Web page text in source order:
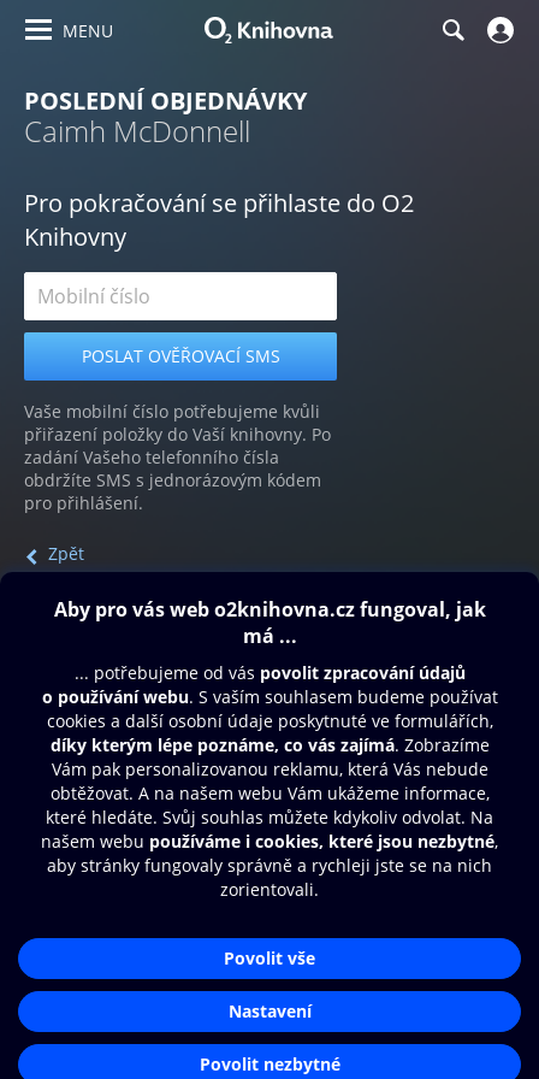
MENU
POSLEDNÍ OBJEDNÁVKY
Caimh McDonnell
Pro pokračování se přihlaste do O2
Knihovny
Vaše mobilní číslo potřebujeme kvůli
přiřazení položky do Vaší knihovny. Po
zadání Vašeho telefonního čísla
obdržíte SMS s jednorázovým kódem
pro přihlášení.
Zpět
Obsah ke stažení
Moje O2 Knihovna
Další zábava
© O2 Czech Republic a.s.
Přístupnost
Zásady zpracování osobních údajů
Nastavení cookies
Aplikace O2 Knihovna
Čti a poslouchej své e-knihy a
audioknihy rychleji a pohodlněji.